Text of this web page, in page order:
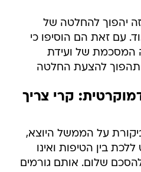
זה יהפוך להחלטה של
עם זאת הם הוסיפו כי
המסכמת של ועידת
תהפוך להצעת החלטה
קרי צריך
על הממשל היוצא,
בין הטיפות ואינו
שלום. אותם גורמים